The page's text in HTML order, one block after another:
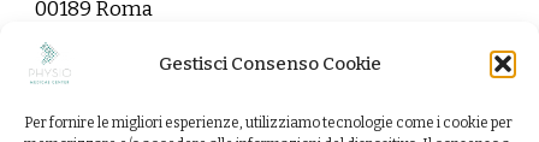
Gestisci Consenso Cookie
Per fornire le migliori esperienze, utilizziamo tecnologie come i cookie per
00189 Roma
info@physiomedicalcenter.it